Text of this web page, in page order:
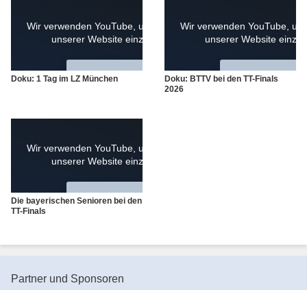
Wir verwenden YouTube, um Videos auf
unserer Website einzubetten
YouTube-Videos laden
Doku: 1 Tag im LZ München
Wir verwenden YouTube,
unserer Website
YouTube-Videos
Doku: BTTV bei den TT-Finals
2026
Wir verwenden YouTube, um Videos auf
unserer Website einzubetten
YouTube-Videos laden
Die bayerischen Senioren bei den
TT-Finals
Partner und Sponsoren